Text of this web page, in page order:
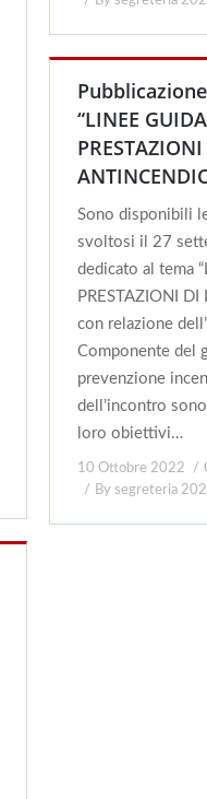
“LINEE
Sono disponibili
svoltosi il 27
dedicato al tema
PRESTAZIONI DI
con relazione
Componente del
prevenzione
dell’incontro
loro obiettivi…
10 Ottobre 2022
By segreteria